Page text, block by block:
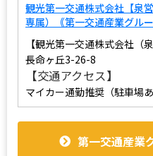
観光第一交通株式会社【泉
専属）｟第一交通産業グルー
【観光第一交通株式会社（
長命ヶ丘3-26-8
【交通アクセス】
マイカー通勤推奨（駐車場あ
第一交通産業